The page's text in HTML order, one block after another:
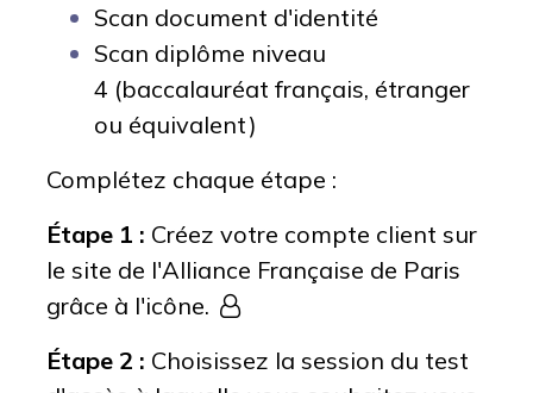
Scan document d'identité
Scan diplôme niveau
4 (baccalauréat français, étranger
ou équivalent)
Complétez chaque étape :
Étape 1 : Créez votre compte client sur
le site de l'Alliance Française de Paris
grâce à l'icône.
Étape 2 : Choisissez la session du test